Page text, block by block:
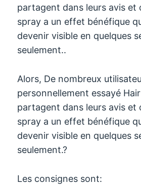
partagent dans leurs avis et
spray a un effet bénéfique
devenir visible en quelques
seulement..
Alors, De nombreux
personnellement essayé
partagent dans leurs avis et
spray a un effet bénéfique
devenir visible en quelques
seulement.?
Les consignes sont: